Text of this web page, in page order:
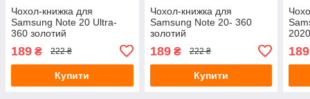
Чохол-книжка для
Samsung Note 20 Ultra-
360 золотий
189 ₴ 222 ₴
Купити
Чохол-книжка для
Samsung Note 20- 360
золотий
189₴ 222 ₴
Купити
189